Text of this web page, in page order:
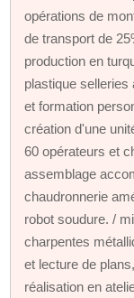
opérations de
de transport de
production en
plastique selleries
et formation
création d'une
60 opérateurs et
assemblage
chaudronnerie
robot soudure. /
charpentes
et lecture de
réalisation en